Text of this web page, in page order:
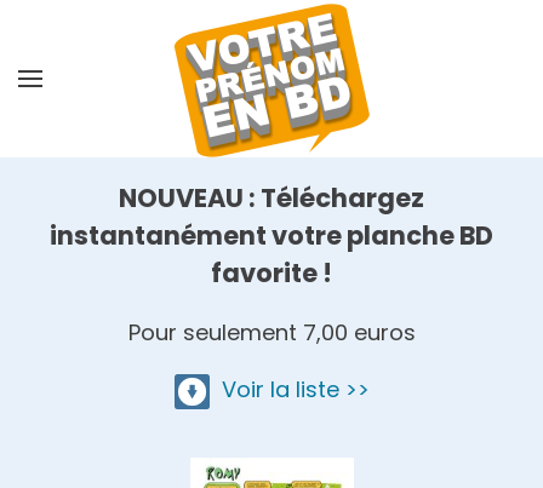
NOUVEAU : Téléchargez
instantanément votre planche BD
favorite !
Pour seulement 7,00 euros
Voir la liste >>